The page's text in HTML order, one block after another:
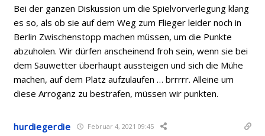
Bei der ganzen Diskussion um die Spielvorverlegung klang
es so, als ob sie auf dem Weg zum Flieger leider noch in
Berlin Zwischenstopp machen müssen, um die Punkte
abzuholen. Wir dürfen anscheinend froh sein, wenn sie bei
dem Sauwetter überhaupt aussteigen und sich die Mühe
machen, auf dem Platz aufzulaufen … brrrrr. Alleine um
diese Arroganz zu bestrafen, müssen wir punkten.
hurdiegerdie Februar 4, 2021 09:45